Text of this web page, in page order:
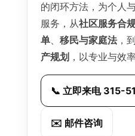
的闭环方法，为个人
服务，从社区服务合
单、 移民与家庭法，到
产规划 ，以专业与效
📞 立即来电 315-
✉️ 邮件咨询